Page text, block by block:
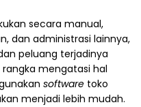
secara manual,
dan administrasi lainnya,
peluang terjadinya
mengatasi hal
software toko
menjadi lebih mudah.